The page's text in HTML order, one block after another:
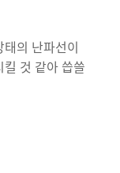
의 난파선이
것 같아 씁쓸